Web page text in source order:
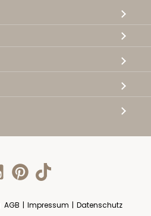
AGB | Impressum | Datenschutz